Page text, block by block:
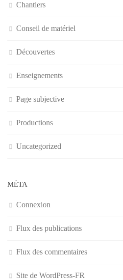
Chantiers
Conseil de matériel
Découvertes
Enseignements
Page subjective
Productions
Uncategorized
MÉTA
Connexion
Flux des publications
Flux des commentaires
Site de WordPress-FR